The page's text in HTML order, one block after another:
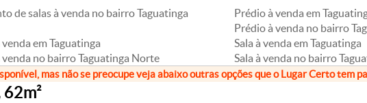
de salas à venda no bairro Taguatinga
em Taguatinga
no bairro Taguatinga Norte
Prédio à venda em
Prédio à venda no bairro
Sala à venda em Taguatinga
Sala à venda no bairro
mas não se preocupe veja abaixo outras opções que o Lugar Certo tem